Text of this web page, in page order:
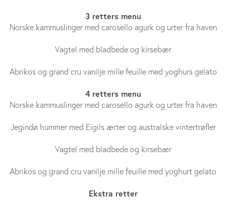
3 retters menu
Norske kammuslinger med carosello agurk og urter fra haven
Vagtel med bladbede og kirsebær
Abrikos og grand cru vanilje mille feuille med yoghurs gelato
4 retters menu
Norske kammuslinger med carosello agurk og urter fra haven
Jegindø hummer med Eigils ærter og australske vintertrøfler
Vagtel med bladbede og kirsebær
Abrikos og grand cru vanilje mille feuille med yoghurt gelato
Ekstra retter